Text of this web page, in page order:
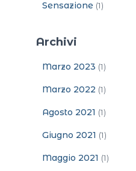
Sensazione(1)
Archivi
Marzo 2023 (1)
Marzo 2022 (1)
Agosto 2021 (1)
Giugno 2021 (1)
Maggio 2021 (1)